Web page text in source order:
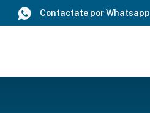
Saltar
Contactate por Whatsapp